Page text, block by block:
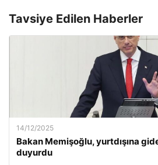
Tavsiye Edilen Haberler
14/12/2025
Bakan Memişoğlu, yurtdışına
duyurdu